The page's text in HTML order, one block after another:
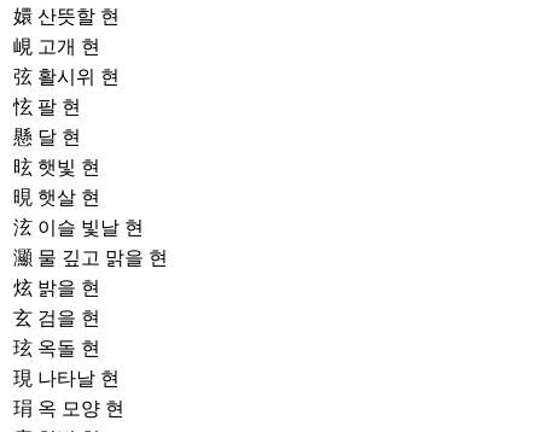
嬛 산뜻할 현
峴 고개 현
弦 활시위 현
怰 팔 현
懸 달 현
昡 햇빛 현
晛 햇살 현
泫 이슬 빛날 현
灦 물 깊고 맑을 현
炫 밝을 현
玄 검을 현
玹 옥돌 현
現 나타날 현
琄 옥 모양 현